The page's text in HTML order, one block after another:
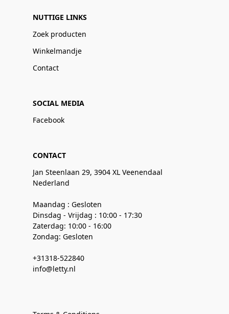
NUTTIGE LINKS
Zoek producten
Winkelmandje
Contact
SOCIAL MEDIA
Facebook
CONTACT
Jan Steenlaan 29, 3904 XL Veenendaal
Nederland
Maandag : Gesloten
Dinsdag - Vrijdag : 10:00 - 17:30
Zaterdag: 10:00 - 16:00
Zondag: Gesloten
+31318-522840
info@letty.nl